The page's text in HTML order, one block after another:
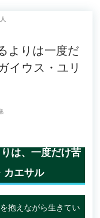
よりは一度だ
イウス・ユリ
は、一度だけ苦
カエサル
抱えながら生きてい